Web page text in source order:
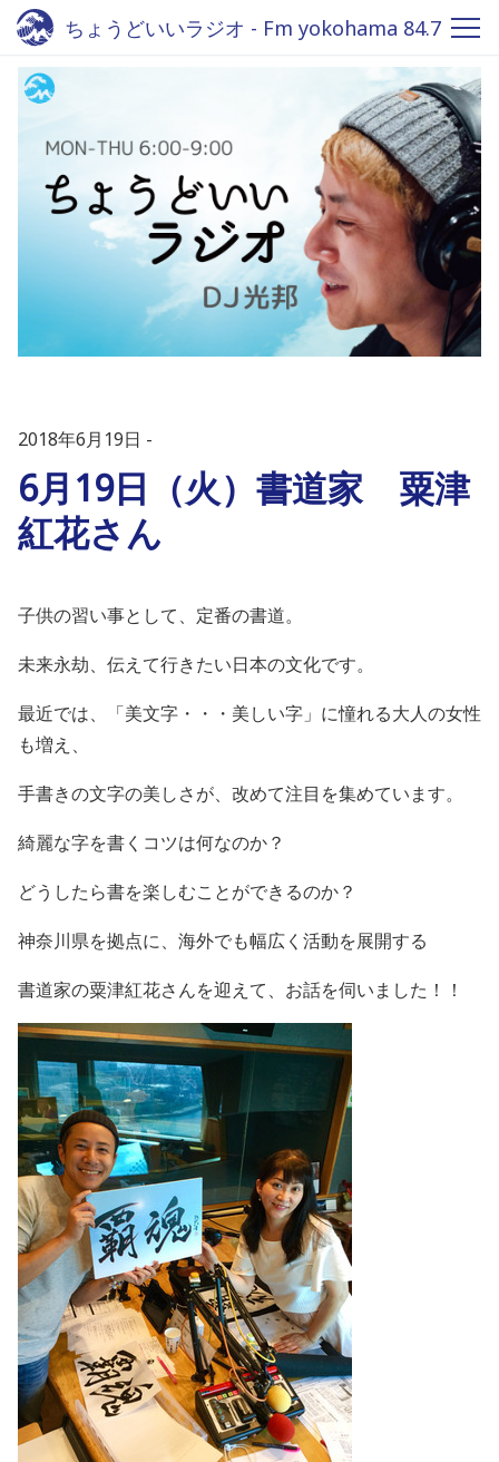
ちょうどいいラジオ - Fm yokohama 84.7
2018年6月19日
6月19日（火）書道家 粟津
紅花さん
子供の習い事として、定番の書道。
未来永劫、伝えて行きたい日本の文化です。
最近では、「美文字・・・美しい字」に憧れる大人の女性
も増え、
手書きの文字の美しさが、改めて注目を集めています。
綺麗な字を書くコツは何なのか？
どうしたら書を楽しむことができるのか？
神奈川県を拠点に、海外でも幅広く活動を展開する
書道家の粟津紅花さんを迎えて、お話を伺いました！！